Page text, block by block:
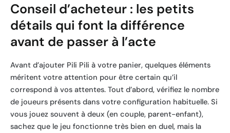
Conseil d’acheteur : les petits
détails qui font la différence
avant de passer à l’acte
Avant d’ajouter Pili Pili à votre panier, quelques éléments
méritent votre attention pour être certain qu’il
correspond à vos attentes. Tout d’abord, vérifiez le nombre
de joueurs présents dans votre configuration habituelle. Si
vous jouez souvent à deux (en couple, parent-enfant),
sachez que le jeu fonctionne très bien en duel, mais la